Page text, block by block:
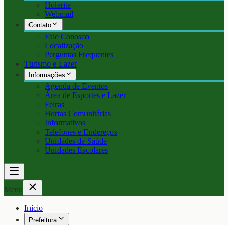
Holerite
Webmail
Contato
Fale Conosco
Localização
Perguntas Frequentes
Turismo e Lazer
Informações
Agenda de Eventos
Área de Esportes e Lazer
Feiras
Hortas Comunitárias
Informativos
Telefones e Endereços
Unidades de Saúde
Unidades Escolares
Menu
Início
Prefeitura